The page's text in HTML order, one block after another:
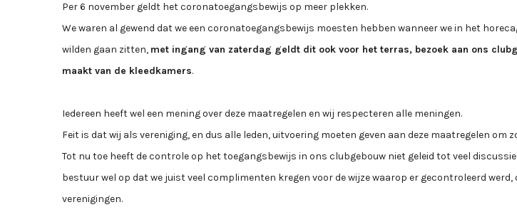
Per 6 november geldt het coronatoegangsbewijs op meer plekken.
We waren al gewend dat we een coronatoegangsbewijs moesten hebben wanneer we in het
wilden gaan zitten, met ingang van zaterdag geldt dit ook voor het terras, bezoek aan ons
maakt van de kleedkamers.
Iedereen heeft wel een mening over deze maatregelen en wij respecteren alle meningen.
Feit is dat wij als vereniging, en dus alle leden, uitvoering moeten geven aan deze maatregelen om
Tot nu toe heeft de controle op het toegangsbewijs in ons clubgebouw niet geleid tot veel
bestuur wel op dat we juist veel complimenten kregen voor de wijze waarop er gecontroleerd werd,
verenigingen.